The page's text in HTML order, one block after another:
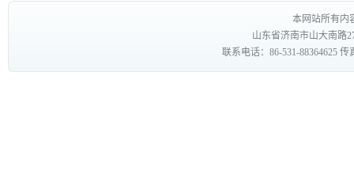
本网站所有内
山东省济南市山大南路
联系电话：86-531-88364625 传